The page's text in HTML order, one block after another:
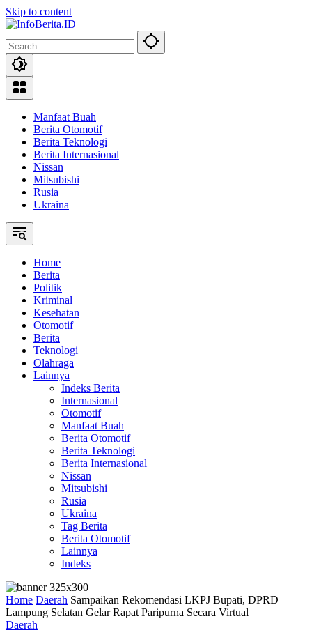
Skip to content
Manfaat Buah
Berita Otomotif
Berita Teknologi
Berita Internasional
Nissan
Mitsubishi
Rusia
Ukraina
Home
Berita
Politik
Kriminal
Kesehatan
Otomotif
Berita
Teknologi
Olahraga
Lainnya
Indeks Berita
Internasional
Otomotif
Manfaat Buah
Berita Otomotif
Berita Teknologi
Berita Internasional
Nissan
Mitsubishi
Rusia
Ukraina
Tag Berita
Berita Otomotif
Lainnya
Indeks
Home Daerah Sampaikan Rekomendasi LKPJ Bupati, DPRD
Lampung Selatan Gelar Rapat Paripurna Secara Virtual
Daerah